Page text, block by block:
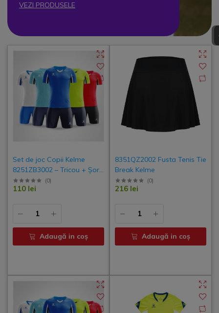
VEZI PRODUSELE
Set de joc Copii Kelme
8251ZB3002 – Tricou + Șort
| Uniforme Fotbal Juniori,
Costum Antrenament Vară,
(0)
110 lei
Adaugă in coş
8351QZ2002 Fusta Tenis Tie
Break Kelme
(0)
216 lei
Adaugă in coş